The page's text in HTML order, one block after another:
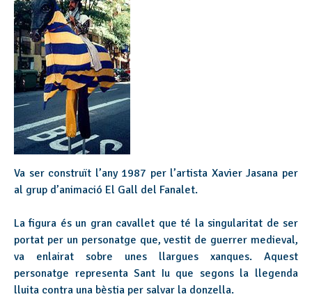
Va ser construït l’any 1987 per l’artista Xavier Jasana per
al grup d’animació El Gall del Fanalet.
La figura és un gran cavallet que té la singularitat de ser
portat per un personatge que, vestit de guerrer medieval,
va enlairat sobre unes llargues xanques. Aquest
personatge representa Sant Iu que segons la llegenda
lluita contra una bèstia per salvar la donzella.